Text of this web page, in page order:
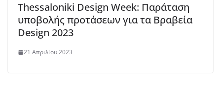
Thessaloniki Design Week: Παράταση
υποβολής προτάσεων για τα Βραβεία
Design 2023
21 Απριλίου 2023